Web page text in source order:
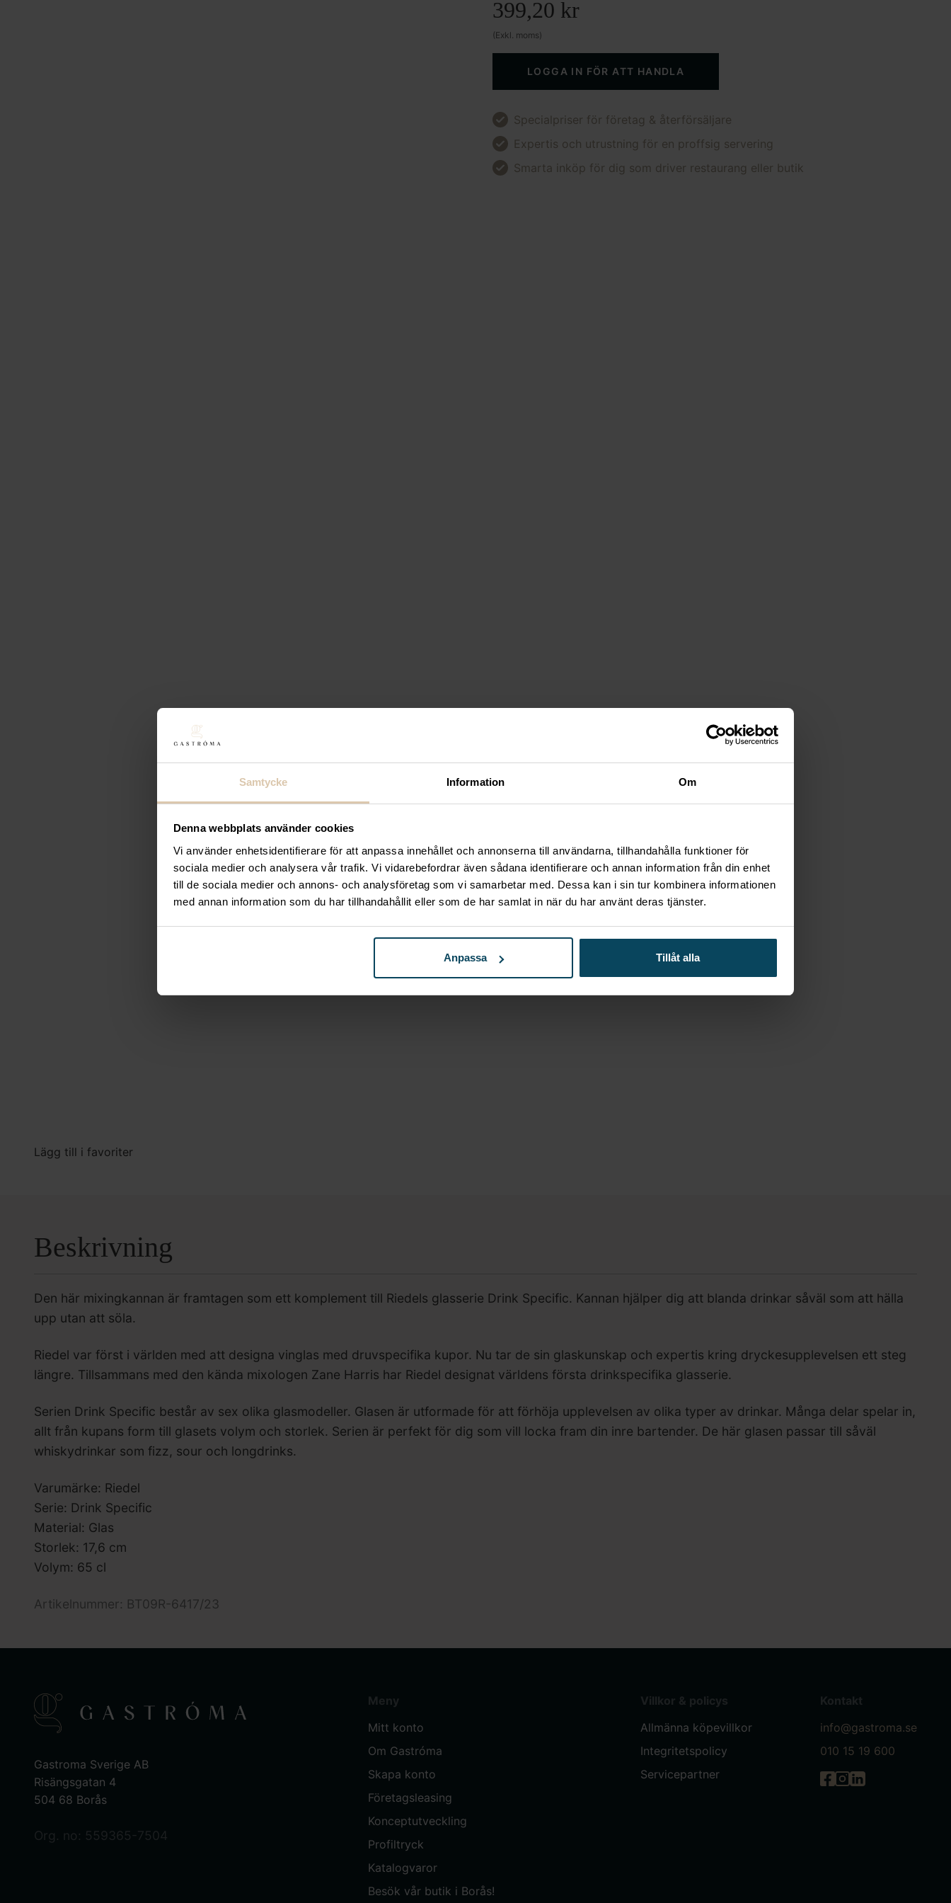
Samtycke Information Om
Denna webbplats använder cookies
Vi använder enhetsidentifierare för att anpassa innehållet och annonserna till användarna, tillhandahålla funktioner för
sociala medier och analysera vår trafik. Vi vidarebefordrar även sådana identifierare och annan information från din enhet
till de sociala medier och annons- och analysföretag som vi samarbetar med. Dessa kan i sin tur kombinera informationen
med annan information som du har tillhandahållit eller som de har samlat in när du har använt deras tjänster.
Anpassa Tillåt alla
Lägg till i favoriter
399,20 kr
(Exkl. moms)
LOGGA IN FÖR ATT HANDLA
Specialpriser för företag & återförsäljare
Expertis och utrustning för en proffsig servering
Smarta inköp för dig som driver restaurang eller butik
Beskrivning
Den här mixingkannan är framtagen som ett komplement till Riedels glasserie Drink Specific. Kannan hjälper dig att blanda drinkar såväl som att hälla
upp utan att söla.
Riedel var först i världen med att designa vinglas med druvspecifika kupor. Nu tar de sin glaskunskap och expertis kring dryckesupplevelsen ett steg
längre. Tillsammans med den kända mixologen Zane Harris har Riedel designat världens första drinkspecifika glasserie.
Serien Drink Specific består av sex olika glasmodeller. Glasen är utformade för att förhöja upplevelsen av olika typer av drinkar. Många delar spelar in,
allt från kupans form till glasets volym och storlek. Serien är perfekt för dig som vill locka fram din inre bartender. De här glasen passar till såväl
whiskydrinkar som fizz, sour och longdrinks.
Varumärke: Riedel
Serie: Drink Specific
Material: Glas
Storlek: 17,6 cm
Volym: 65 cl
Artikelnummer: BT09R-6417/23
Gastroma Sverige AB
Risängsgatan 4
504 68 Borås
Org. no: 559365-7504
Meny
Mitt konto
Om Gastróma
Skapa konto
Företagsleasing
Konceptutveckling
Profiltryck
Katalogvaror
Besök vår butik i Borås!
Villkor & policys
Allmänna köpevillkor
Integritetspolicy
Servicepartner
Kontakt
info@gastroma.se
010 15 19 600
Gastróma på Facebook
Gastróma på
Gastróma på